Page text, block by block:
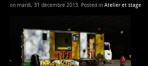
on mardi, 31 décembre 2013. Posted in Atelier et stage